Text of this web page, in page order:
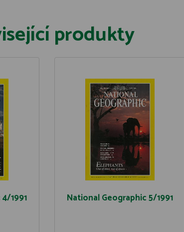
produkty
1991 National Geographic 5/1991